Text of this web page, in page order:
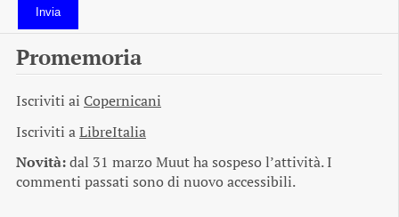
Invia
Promemoria
Iscriviti ai Copernicani
Iscriviti aLibreItalia
Novità:dal 31 marzo Muut ha sospeso l’attività. I
commenti passati sono di nuovo accessibili.